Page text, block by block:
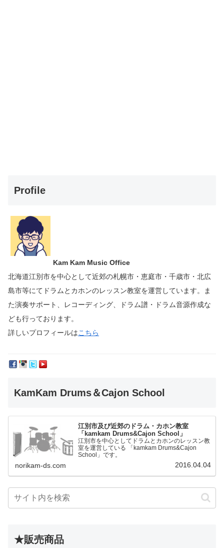
Profile
Kam Kam Music Office
北海道江別市を中心として近郊の札幌市・恵庭市・千歳市・北広
島市等にて ドラムとカホンのレッスン教室を運営しています。
ま
た演奏サポート、レコーディング、ドラム譜・ドラム音源作成な
ども行っております。
詳しいプロフィールはこちら
KamKam Drums＆Cajon School
江別市及び近郊のドラム・カホン教室
「kamkam Drums&Cajon School」
江別市を中心としてドラムとカホンのレッスン教
室を運営している 「kamkam Drums&Cajon
School」です。
norikam-ds.com 2016.04.04
★販売商品